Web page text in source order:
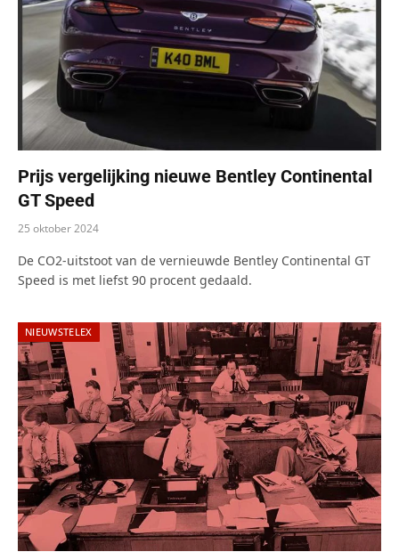
Prijs vergelijking nieuwe Bentley Continental
GT Speed
25 oktober 2024
De CO2-uitstoot van de vernieuwde Bentley Continental GT
Speed is met liefst 90 procent gedaald.
NIEUWSTELEX